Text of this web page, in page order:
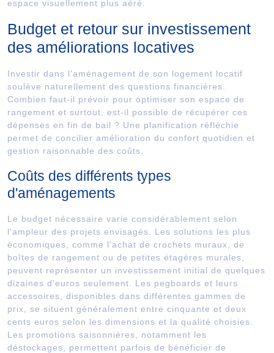
espace visuellement plus aéré.
Budget et retour sur investissement
des améliorations locatives
Investir dans l'aménagement de son logement locatif
soulève naturellement des questions financières.
Combien faut-il prévoir pour optimiser son espace de
rangement et surtout, est-il possible de récupérer ces
dépenses en fin de bail ? Une planification réfléchie
permet de concilier amélioration du confort quotidien et
gestion raisonnable des coûts.
Coûts des différents types
d'aménagements
Le budget nécessaire varie considérablement selon
l'ampleur des projets envisagés. Les solutions les plus
économiques, comme l'achat de crochets muraux, de
boîtes de rangement ou de petites étagères murales,
peuvent représenter un investissement initial de quelques
dizaines d'euros seulement. Les pegboards et leurs
accessoires, disponibles dans différentes gammes de
prix, se situent généralement entre cinquante et deux
cents euros selon les dimensions et la qualité choisies.
Les promotions saisonnières, notamment les
déstockages, permettent parfois de bénéficier de